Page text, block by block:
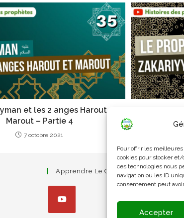
Pour offrir les
cookies pour stocker et/
ces technologies nous
navigation ou les ID
consentement peut
Accepter
et les 2 anges Harout et
Marout – Partie 4
7 octobre 2021
36/ Le
Apprendre Le Coran Simplement